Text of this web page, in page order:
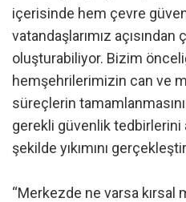
içerisinde hem çevre
vatandaşlarımız
oluşturabiliyor. Bizim
hemşehrilerimizin can ve
süreçlerin
gerekli güvenlik tedbirlerini
şekilde yıkımını
“Merkezde ne varsa kırsal